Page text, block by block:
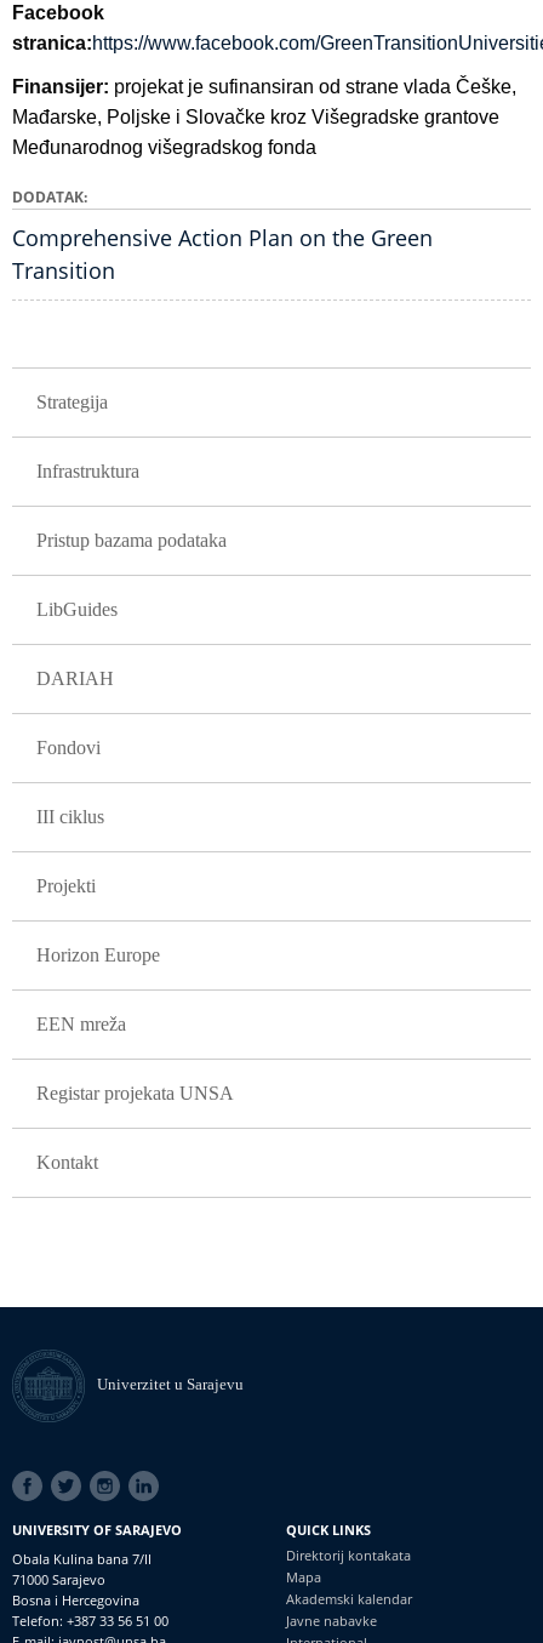
Facebook
stranica:https://www.facebook.com/
Finansijer: projekat je sufinansiran od strane vlada Češke,
Mađarske, Poljske i Slovačke kroz Višegradske grantove
Međunarodnog višegradskog fonda
DODATAK
Comprehensive Action Plan on the Green
Transition
Strategija
Infrastruktura
Pristup bazama podataka
LibGuides
DARIAH
Fondovi
III ciklus
Projekti
Horizon Europe
EEN mreža
Registar projekata UNSA
Kontakt
Univerzitet u Sarajevu
SOCIAL
LINKS
UNIVERSITY OF SARAJEVO
Obala Kulina bana 7/II
71000 Sarajevo
Bosna i Hercegovina
Telefon: +387 33 56 51 00
QUICK LINKS
Direktorij kontakata
Mapa
Akademski kalendar
Javne nabavke